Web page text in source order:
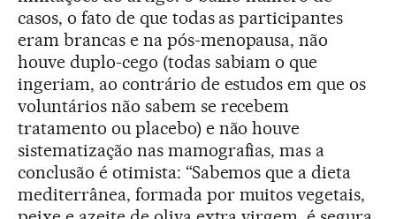
casos, o fato de que todas as participantes
eram brancas e na pós-menopausa, não
houve duplo-cego (todas sabiam o que
ingeriam, ao contrário de estudos em que os
voluntários não sabem se recebem
tratamento ou placebo) e não houve
sistematização nas mamografias, mas a
conclusão é otimista: “Sabemos que a dieta
mediterrânea, formada por muitos vegetais,